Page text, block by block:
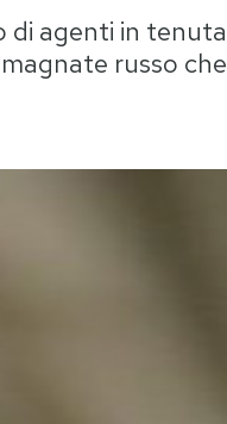
di agenti in
russo